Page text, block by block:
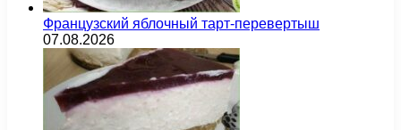
Французский яблочный тарт-перевертыш
07.08.2026